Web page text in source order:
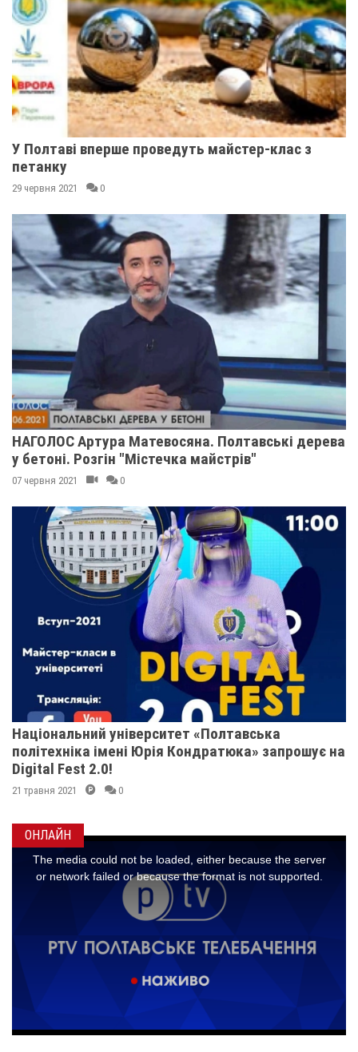
ОНЛАЙН
У Полтаві вперше проведуть майстер-клас з
петанку
29 червня 2021 0
НАГОЛОС Артура Матевосяна. Полтавські дерева
у бетоні. Розгін "Містечка майстрів"
07 червня 2021 0
Національний університет «Полтавська
політехніка імені Юрія Кондратюка» запрошує на
Digital Fest 2.0!
21 травня 2021 0